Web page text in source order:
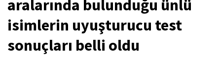
aralarında bulunduğu ünlü
isimlerin uyuşturucu test
sonuçları belli oldu